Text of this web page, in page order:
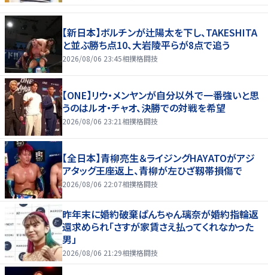
【新日本】ボルチンが辻陽太を下し、TAKESHITA
と並ぶ勝ち点10、大岩陵平らが8点で追う
2026/08/06 23:45相撲格闘技
【ONE】リウ・メンヤンが自分以外で一番強いと思
うのはルオ・チャオ、決勝での対戦を希望
2026/08/06 23:21 相撲格闘技
【全日本】青柳亮生＆ライジングHAYATOがアジ
アタッグ王座返上、青柳が左ひざ靱帯損傷で
2026/08/06 22:07相撲格闘技
昨年末に婚約破棄ぱんちゃん璃奈が婚約指輪返
還求められ「さすが家賃さえ払ってくれなかった
男」
2026/08/06 21:29相撲格闘技